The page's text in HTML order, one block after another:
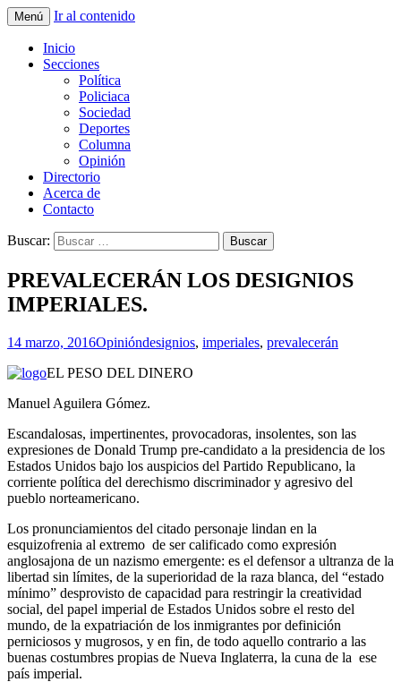
La Yunta de Tepic
Menú Ir al contenido
Inicio
Secciones
Política
Policiaca
Sociedad
Deportes
Columna
Opinión
Directorio
Acerca de
Contacto
Buscar:
PREVALECERÁN LOS DESIGNIOS
IMPERIALES.
14 marzo, 2016Opinióndesignios, imperiales, prevalecerán
EL PESO DEL DINERO
Manuel Aguilera Gómez.
Escandalosas, impertinentes, provocadoras, insolentes, son las
expresiones de Donald Trump pre-candidato a la presidencia de los
Estados Unidos bajo los auspicios del Partido Republicano, la
corriente política del derechismo discriminador y agresivo del
pueblo norteamericano.
Los pronunciamientos del citado personaje lindan en la
esquizofrenia al extremo de ser calificado como expresión
anglosajona de un nazismo emergente: es el defensor a ultranza de la
libertad sin límites, de la superioridad de la raza blanca, del “estado
mínimo” desprovisto de capacidad para restringir la creatividad
social, del papel imperial de Estados Unidos sobre el resto del
mundo, de la expatriación de los inmigrantes por definición
perniciosos y mugrosos, y en fin, de todo aquello contrario a las
buenas costumbres propias de Nueva Inglaterra, la cuna de la ese
país imperial.